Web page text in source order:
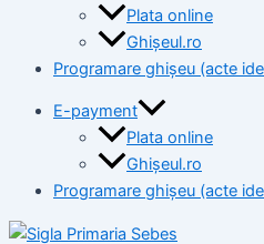
Plata online
Ghișeul.ro
Programare ghișeu (acte
E-payment
Plata online
Ghișeul.ro
Programare ghișeu (acte